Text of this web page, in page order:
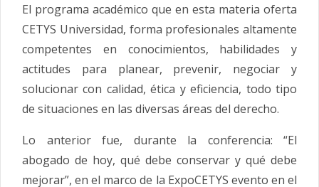
El programa académico que en esta materia oferta
CETYS Universidad, forma profesionales altamente
competentes en conocimientos, habilidades y
actitudes para planear, prevenir, negociar y
solucionar con calidad, ética y eficiencia, todo tipo
de situaciones en las diversas áreas del derecho.
Lo anterior fue, durante la conferencia: “El
abogado de hoy, qué debe conservar y qué debe
mejorar”, en el marco de la ExpoCETYS evento en el